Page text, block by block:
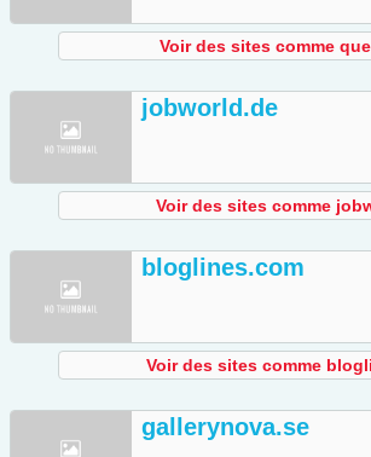
Voir des sites comme
jobworld.de
Voir des sites comme
bloglines.com
Voir des sites comme
gallerynova.se